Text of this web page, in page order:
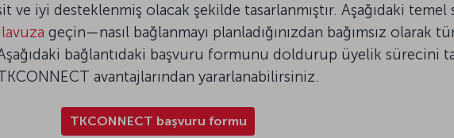
ve iyi desteklenmiş olacak şekilde tasarlanmıştır. Aşağıdaki
geçin—nasıl bağlanmayı planladığınızdan bağımsız olarak
bağlantıdaki başvuru formunu doldurup üyelik sürecini
avantajlarından yararlanabilirsiniz.
TKCONNECT başvuru formu